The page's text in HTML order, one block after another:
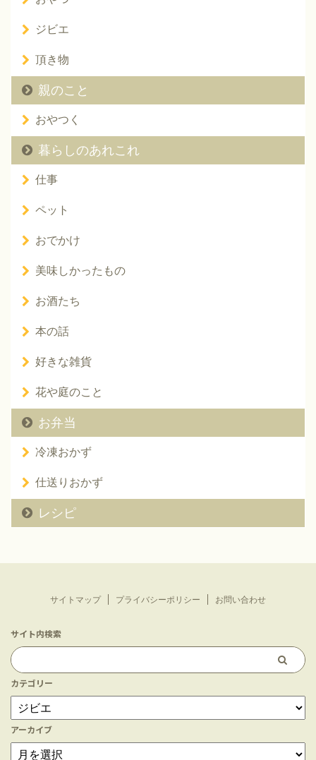
ジビエ
頂き物
親のこと
おやつく
暮らしのあれこれ
仕事
ペット
おでかけ
美味しかったもの
お酒たち
本の話
好きな雑貨
花や庭のこと
お弁当
冷凍おかず
仕送りおかず
レシピ
サイトマップ プライバシーポリシー お問い合わせ
サイト内検索
カテゴリー
アーカイブ